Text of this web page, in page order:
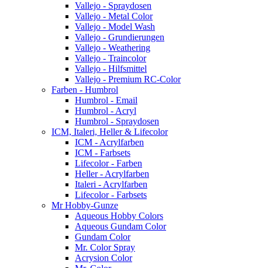
Vallejo - Spraydosen
Vallejo - Metal Color
Vallejo - Model Wash
Vallejo - Grundierungen
Vallejo - Weathering
Vallejo - Traincolor
Vallejo - Hilfsmittel
Vallejo - Premium RC-Color
Farben - Humbrol
Humbrol - Email
Humbrol - Acryl
Humbrol - Spraydosen
ICM, Italeri, Heller & Lifecolor
ICM - Acrylfarben
ICM - Farbsets
Lifecolor - Farben
Heller - Acrylfarben
Italeri - Acrylfarben
Lifecolor - Farbsets
Mr Hobby-Gunze
Aqueous Hobby Colors
Aqueous Gundam Color
Gundam Color
Mr. Color Spray
Acrysion Color